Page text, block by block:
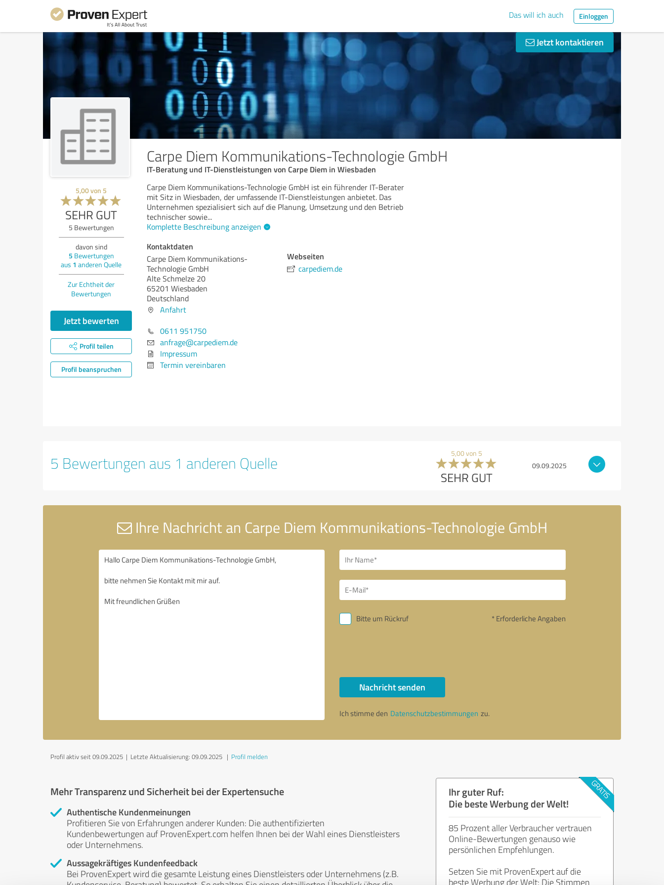
Das will ich auch Einloggen
Jetzt kontaktieren
Carpe Diem Kommunikations-Technologie GmbH
IT-Beratung und IT-Dienstleistungen von Carpe Diem in Wiesbaden
5,00von 5
SEHR GUT
5 Bewertungen
davon sind
5 Bewertungen
aus 1 anderen Quelle
Zur Echtheit der
Bewertungen
Jetzt bewerten
Profil teilen
Profil beanspruchen
Carpe Diem Kommunikations-Technologie GmbH ist ein führender IT-Berater
mit Sitz in Wiesbaden, der umfassende IT-Dienstleistungen anbietet. Das
Unternehmen spezialisiert sich auf die Planung, Umsetzung und den Betrieb
technischer sowie...
Komplette Beschreibung anzeigen
Kontaktdaten
Carpe Diem Kommunikations-
Technologie GmbH
Alte Schmelze 20
65201 Wiesbaden
Deutschland
Anfahrt
0611 951750
anfrage@carpediem.de
Impressum
Termin vereinbaren
Webseiten
carpediem.de
5 Bewertungen aus 1 anderen Quelle 5,00 von 5
SEHR GUT
09.09.2025
Ihre Nachricht an Carpe Diem Kommunikations-Technologie GmbH
Bitte um Rückruf * Erforderliche Angaben
Nachricht senden
Ich stimme den Datenschutzbestimmungen zu.
Profil aktiv seit 09.09.2025 | Letzte Aktualisierung: 09.09.2025 | Profil melden
Mehr Transparenz und Sicherheit bei der Expertensuche
Authentische Kundenmeinungen
Profitieren Sie von Erfahrungen anderer Kunden: Die authentifizierten
Kundenbewertungen auf ProvenExpert.com helfen Ihnen bei der Wahl eines Dienstleisters
oder Unternehmens.
Aussagekräftiges Kundenfeedback
Bei ProvenExpert wird die gesamte Leistung eines Dienstleisters oder Unternehmens (z.B.
Ihr guter Ruf:
Die beste Werbung der Welt!
85 Prozent aller Verbraucher vertrauen
Online-Bewertungen genauso wie
persönlichen Empfehlungen.
Setzen Sie mit ProvenExpert auf die
beste Werbung der Welt: Die Stimmen